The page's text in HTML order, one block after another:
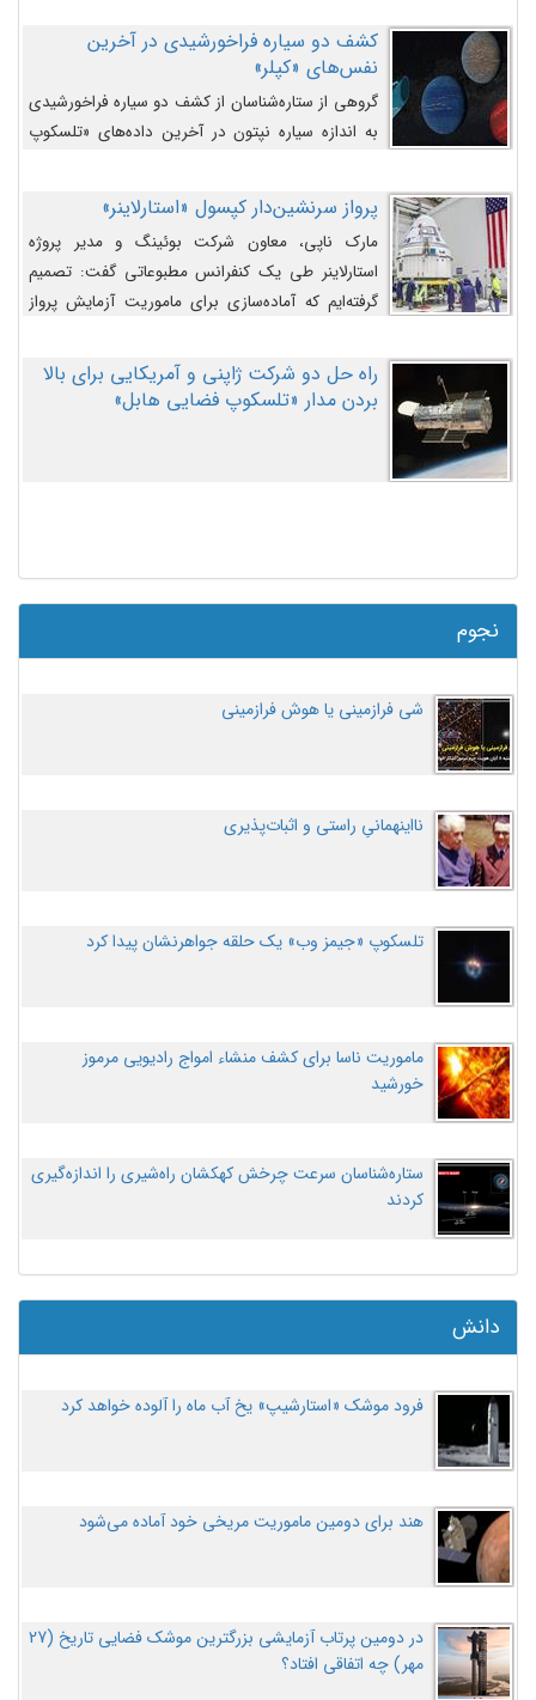
کشف دو سیاره فراخورشیدی در آخرین
نفس‌های «کپلر»
گروهی از ستاره‌شناسان از کشف دو سیاره فراخورشیدی
به اندازه سیاره نپتون در آخرین داده‌های «تلسکوپ
پرواز سرنشین‌دار کپسول «استارلاینر»
مارک ناپی، معاون شرکت بوئینگ و مدیر پروژه
استارلاینر طی یک کنفرانس مطبوعاتی گفت: تصمیم
گرفته‌ایم که آماده‌سازی برای ماموریت آزمایش پرواز
اصلاح کنیم.
راه حل دو شرکت ژاپنی و آمریکایی برای بالا
بردن مدار «تلسکوپ فضایی هابل»
نجوم
شی فرازمینی یا هوش فرازمینی
نااینهمانیِ راستی و اثبات‌پذیری
تلسکوپ «جیمز وب» یک حلقه جواهرنشان پیدا کرد
ماموریت ناسا برای کشف منشاء امواج رادیویی مرموز
خورشید
ستاره‌شناسان سرعت چرخش کهکشان راه‌شیری را اندازه‌گیری
کردند
دانش
فرود موشک «استارشیپ» یخ آب ماه را آلوده خواهد کرد
هند برای دومین ماموریت مریخی خود آماده می‌شود
در دومین پرتاب آزمایشی بزرگترین موشک فضایی تاریخ (27
مهر‌) چه اتفاقی افتاد؟